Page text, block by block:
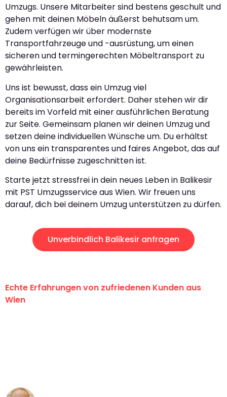
Umzugs. Unsere Mitarbeiter sind bestens geschult und
gehen mit deinen Möbeln äußerst behutsam um.
Zudem verfügen wir über modernste
Transportfahrzeuge und -ausrüstung, um einen
sicheren und termingerechten Möbeltransport zu
gewährleisten.
Uns ist bewusst, dass ein Umzug viel
Organisationsarbeit erfordert. Daher stehen wir dir
bereits im Vorfeld mit einer ausführlichen Beratung
zur Seite. Gemeinsam planen wir deinen Umzug und
setzen deine individuellen Wünsche um. Du erhältst
von uns ein transparentes und faires Angebot, das auf
deine Bedürfnisse zugeschnitten ist.
Starte jetzt stressfrei in dein neues Leben in Balikesir
mit PST Umzugsservice aus Wien. Wir freuen uns
darauf, dich bei deinem Umzug unterstützen zu dürfen.
Unverbindlich Balikesir anfragen
Echte Erfahrungen von zufriedenen Kunden aus
Wien